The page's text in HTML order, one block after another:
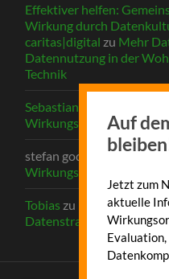
Effektiver helfen:
Wirkung durch
caritas|digital zu Mehr
Datennutzung in der
Technik
Sebastian Ottmann
Wirkungsorientierung
stefan godehardt-
Wirkungsorientierung
Tobias zu
Benötigt man
Datenstrategie?
Auf
Jetzt zum
aktuelle